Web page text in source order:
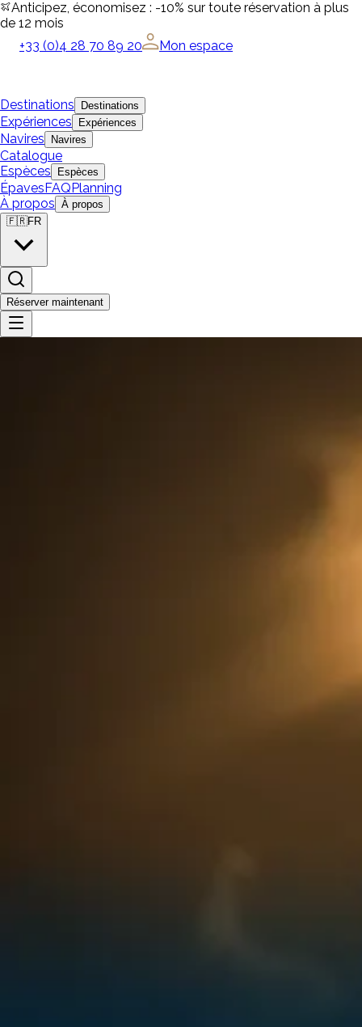
Anticipez, économisez : -10% sur toute réservation à plus
de 12 mois
+33 (0)4 28 70 89 20
Mon espace
Destinations Destinations
Expériences Expériences
Navires Navires
Catalogue
Espèces
Espèces
ÉpavesFAQPlanning
À propos À propos
🇫🇷FR
Réserver maintenant